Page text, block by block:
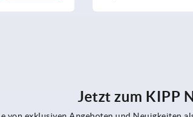
Jetzt zum KIPP